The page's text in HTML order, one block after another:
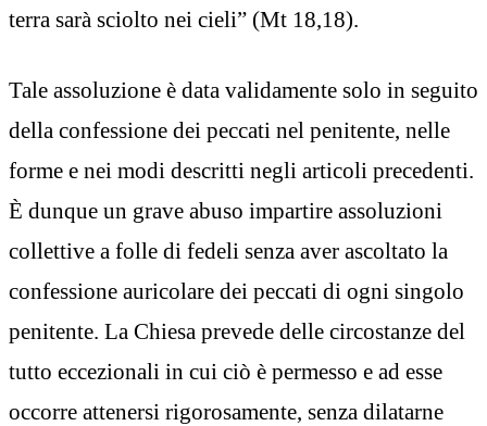
terra sarà sciolto nei cieli” (Mt 18,18).
Tale assoluzione è data validamente solo in seguito
della confessione dei peccati nel penitente, nelle
forme e nei modi descritti negli articoli precedenti.
È dunque un grave abuso impartire assoluzioni
collettive a folle di fedeli senza aver ascoltato la
confessione auricolare dei peccati di ogni singolo
penitente. La Chiesa prevede delle circostanze del
tutto eccezionali in cui ciò è permesso e ad esse
occorre attenersi rigorosamente, senza dilatarne